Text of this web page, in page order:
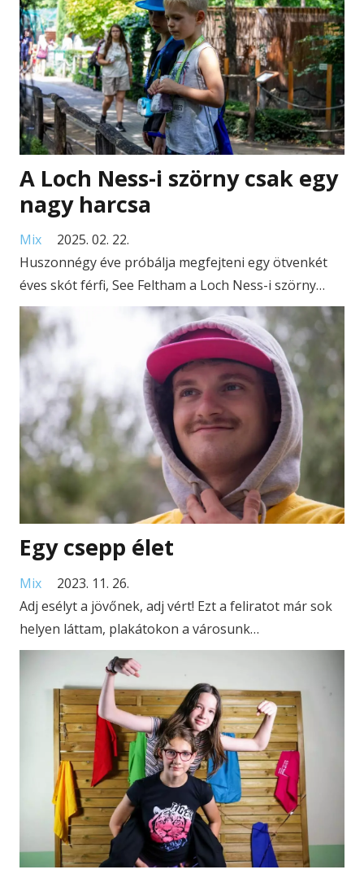
A Loch Ness-i szörny csak egy
nagy harcsa
Mix
2025. 02. 22.
Huszonnégy éve próbálja megfejteni egy ötvenkét
éves skót férfi, See Feltham a Loch Ness-i szörny…
Egy csepp élet
Mix
2023. 11. 26.
Adj esélyt a jövőnek, adj vért! Ezt a feliratot már sok
helyen láttam, plakátokon a városunk…